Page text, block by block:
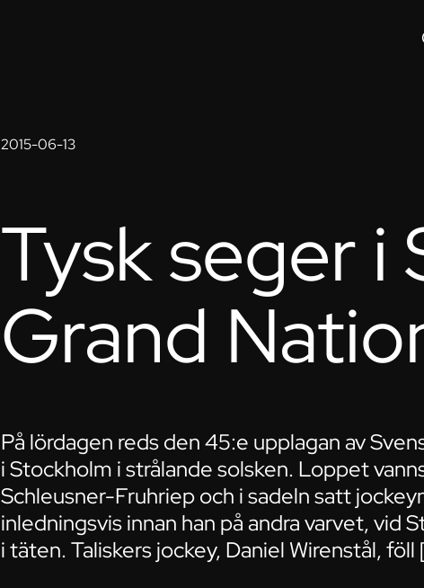
2015-06-13
Tysk seger i
Grand
På lördagen reds den 45:e upplagan av
i Stockholm i strålande solsken. Loppet
Schleusner-Fruhriep och i sadeln satt
inledningsvis innan han på andra varvet, vid
i täten. Taliskers jockey, Daniel Wirenstål, föll